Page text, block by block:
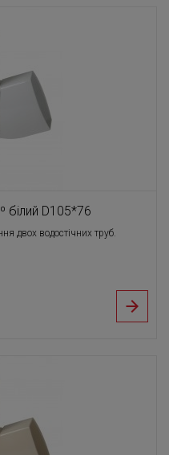
білий D105*76
двох водостічних труб.